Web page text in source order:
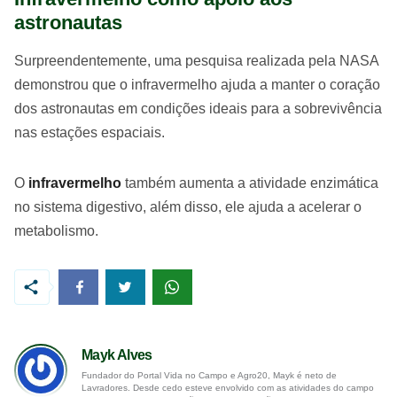
astronautas
Surpreendentemente, uma pesquisa realizada pela NASA
demonstrou que o infravermelho ajuda a manter o coração
dos astronautas em condições ideais para a sobrevivência
nas estações espaciais.
O infravermelho também aumenta a atividade enzimática
no sistema digestivo, além disso, ele ajuda a acelerar o
metabolismo.
Mayk Alves
Fundador do Portal Vida no Campo e Agro20, Mayk é neto de
Lavradores. Desde cedo esteve envolvido com as atividades do campo